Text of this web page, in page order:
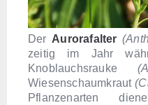
Der Aurorafalter
zeitig im Jahr
Knoblauchsrauke
Wiesenschaumkraut
Pflanzenarten